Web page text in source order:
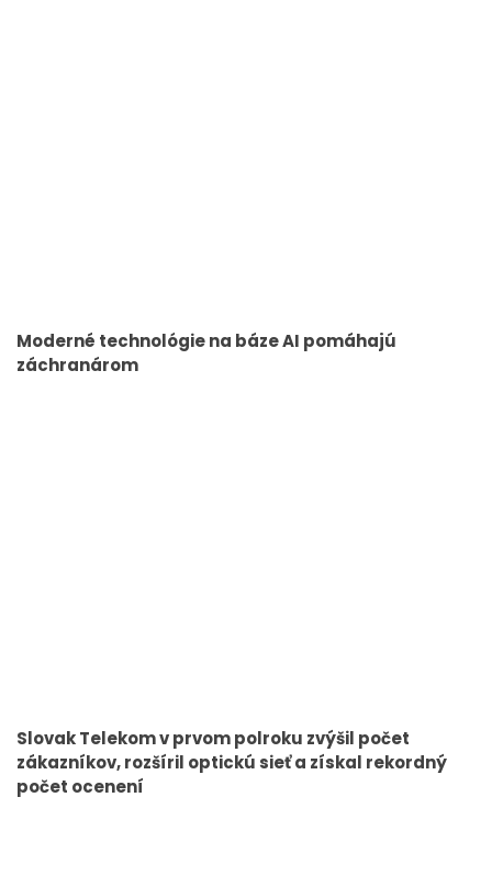
Moderné technológie na báze AI pomáhajú
záchranárom
Slovak Telekom v prvom polroku zvýšil počet
zákazníkov, rozšíril optickú sieť a získal rekordný
počet ocenení